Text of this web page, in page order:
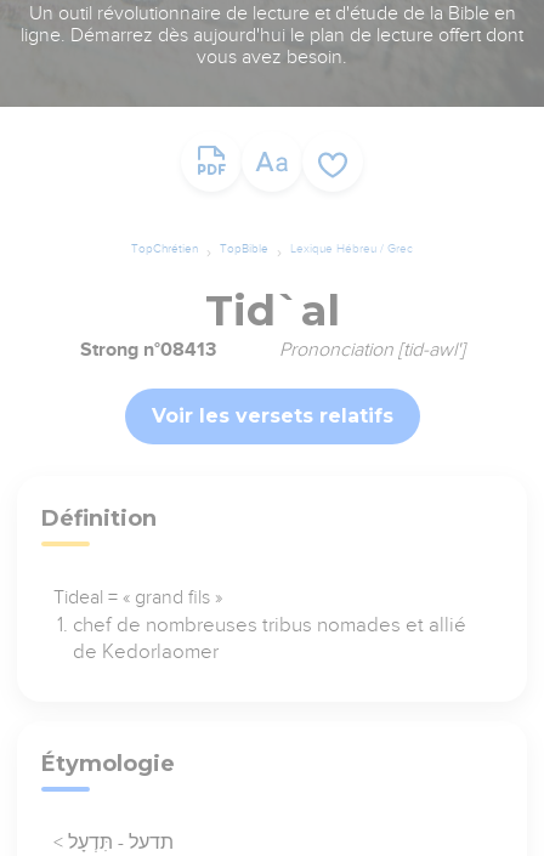
Un outil révolutionnaire de lecture et d'étude de la Bible en
ligne. Démarrez dès aujourd'hui le plan de lecture offert dont
vous avez besoin.
TopChrétien TopBible Lexique Hébreu / Grec
Tid`al
Strong n°08413 Prononciation [tid-awl']
Voir les versets relatifs
Définition
Tideal = « grand fils »
chef de nombreuses tribus nomades et allié
de Kedorlaomer
Étymologie
< תדעל - תִּדְעָל